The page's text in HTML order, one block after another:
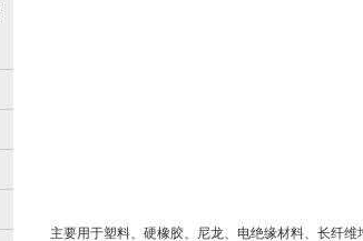
主要用于塑料、硬橡胶、尼龙、电绝缘材料、长纤